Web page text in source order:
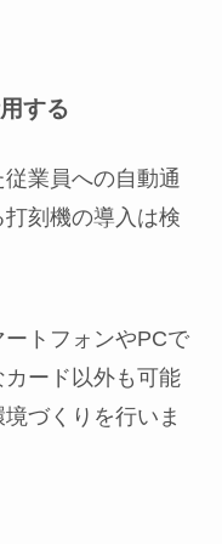
する
業員への自動通
刻機の導入は検
トフォンやPCで
ード以外も可能
づくりを行いま